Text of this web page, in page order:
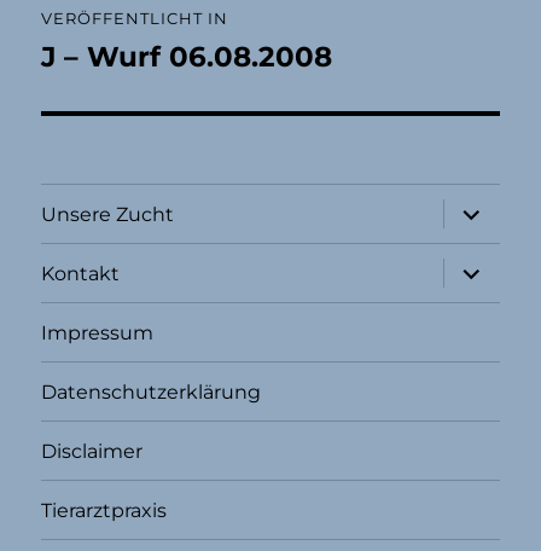
VERÖFFENTLICHT IN
J – Wurf 06.08.2008
Unsere Zucht
öffnen
Kontakt
öffnen
Impressum
Datenschutzerklärung
Disclaimer
Tierarztpraxis